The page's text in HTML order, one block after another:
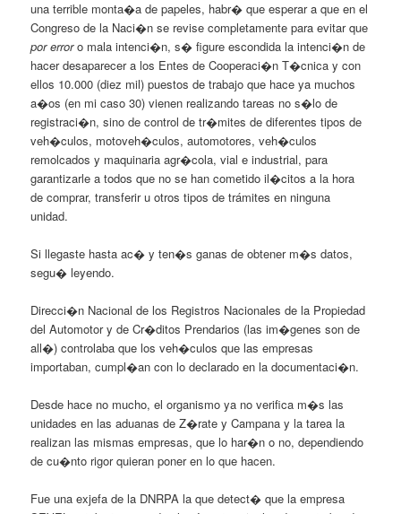
una terrible monta�a de papeles, habr� que esperar a que en el
Congreso de la Naci�n se revise completamente para evitar que
por erroro mala intenci�n, s� figure escondida la intenci�n de
hacer desaparecer a los Entes de Cooperaci�n T�cnica y con
ellos 10.000 (diez mil) puestos de trabajo que hace ya muchos
a�os (en mi caso 30) vienen realizando tareas no s�lo de
registraci�n, sino de control de tr�mites de diferentes tipos de
veh�culos, motoveh�culos, automotores, veh�culos
remolcados y maquinaria agr�cola, vial e industrial, para
garantizarle a todos que no se han cometido il�citos a la hora
de comprar, transferir u otros tipos de trámites en ninguna
unidad.
Si llegaste hasta ac� y ten�s ganas de obtener m�s datos,
segu� leyendo.
Direcci�n Nacional de los Registros Nacionales de la Propiedad
del Automotor y de Cr�ditos Prendarios (las im�genes son de
all�) controlaba que los veh�culos que las empresas
importaban, cumpl�an con lo declarado en la documentaci�n.
Desde hace no mucho, el organismo ya no verifica m�s las
unidades en las aduanas de Z�rate y Campana y la tarea la
realizan las mismas empresas, que lo har�n o no, dependiendo
de cu�nto rigor quieran poner en lo que hacen.
Fue una exjefa de la DNRPA la que detect� que la empresa